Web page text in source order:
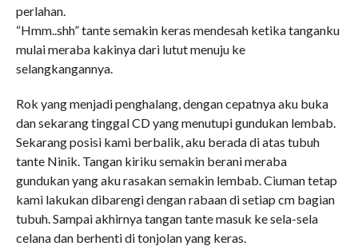
perlahan.
“Hmm..shh” tante semakin keras mendesah ketika tanganku
mulai meraba kakinya dari lutut menuju ke
selangkangannya.
Rok yang menjadi penghalang, dengan cepatnya aku buka
dan sekarang tinggal CD yang menutupi gundukan lembab.
Sekarang posisi kami berbalik, aku berada di atas tubuh
tante Ninik. Tangan kiriku semakin berani meraba
gundukan yang aku rasakan semakin lembab. Ciuman tetap
kami lakukan dibarengi dengan rabaan di setiap cm bagian
tubuh. Sampai akhirnya tangan tante masuk ke sela-sela
celana dan berhenti di tonjolan yang keras.